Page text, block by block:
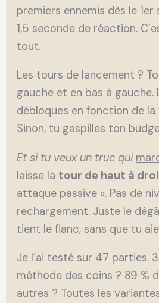
premiers ennemis dès le 1er
1,5 seconde de réaction.
tout.
Les tours de lancement ?
gauche et en bas à gauche.
débloques en fonction de la
Sinon, tu gaspilles ton
Et si tu veux un truc qui
laisse la tour de haut à
attaque passive ». Pas de
rechargement. Juste le
tient le flanc, sans que tu
Je l’ai testé sur 47 parties.
méthode des coins ? 89 %
autres ? Toutes les